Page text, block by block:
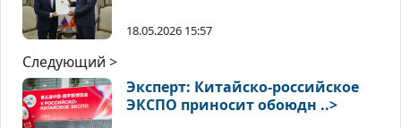
18.05.2026 15:57
Следующий >
Эксперт: Китайско-российское
ЭКСПО приносит обоюдн ..>